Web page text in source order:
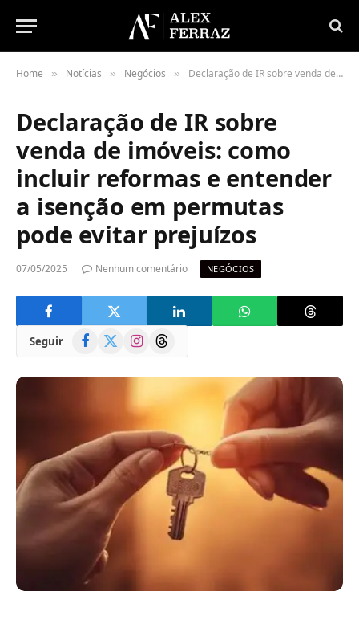
Home » Notícias » Negócios » Declaração de IR sobre venda de imóveis: como incluir reformas e entender a isenção em permutas pode evitar prejuízos
Declaração de IR sobre
venda de imóveis: como
incluir reformas e entender
a isenção em permutas
pode evitar prejuízos
07/05/2025 Nenhum comentário NEGÓCIOS
Seguir Facebook
(Twitter)
InstagramThreads